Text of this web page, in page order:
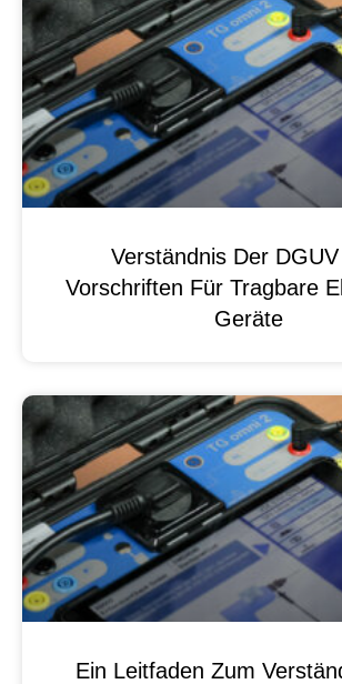
Verständnis Der
Vorschriften Für Tragbare
Geräte
Ein Leitfaden Zum